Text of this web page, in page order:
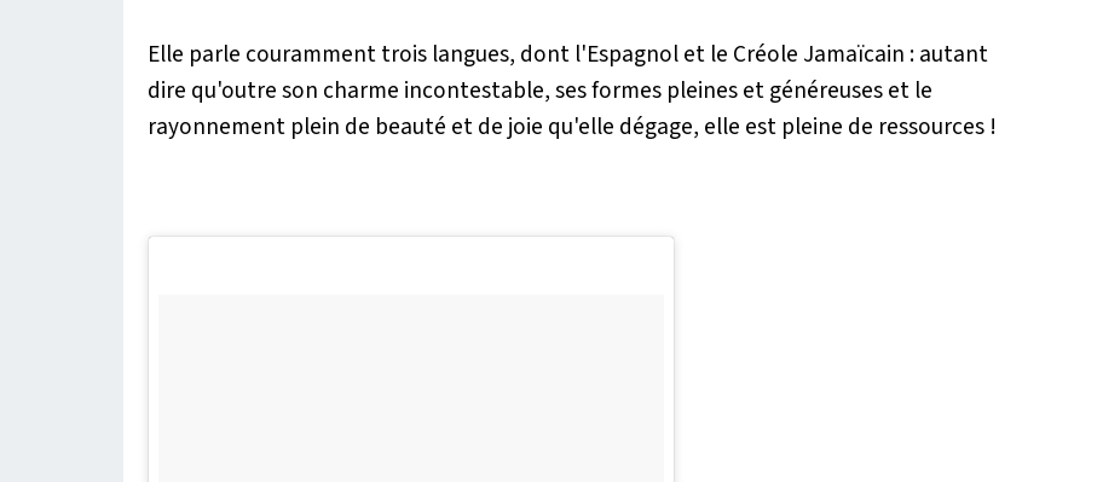
Elle parle couramment trois langues, dont l'Espagnol et le Créole Jamaïcain : autant
dire qu'outre son charme incontestable, ses formes pleines et généreuses et le
rayonnement plein de beauté et de joie qu'elle dégage, elle est pleine de ressources !